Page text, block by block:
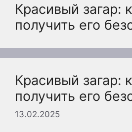
Красивый загар:
получить его
Красивый загар:
получить его
13.02.2025